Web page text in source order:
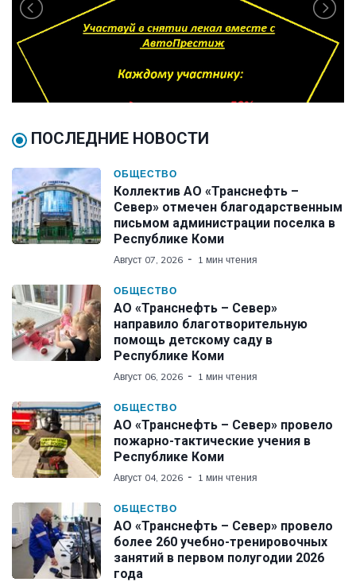
ПОСЛЕДНИЕ НОВОСТИ
ОБЩЕСТВО
Коллектив АО «Транснефть –
Север» отмечен благодарственным
письмом администрации поселка в
Республике Коми
Август 07, 2026 1 мин чтения
ОБЩЕСТВО
АО «Транснефть – Север»
направило благотворительную
помощь детскому саду в
Республике Коми
Август 06, 2026 1 мин чтения
ОБЩЕСТВО
АО «Транснефть – Север» провело
пожарно-тактические учения в
Республике Коми
Август 04, 2026 1 мин чтения
ОБЩЕСТВО
АО «Транснефть – Север» провело
более 260 учебно-тренировочных
занятий в первом полугодии 2026
года